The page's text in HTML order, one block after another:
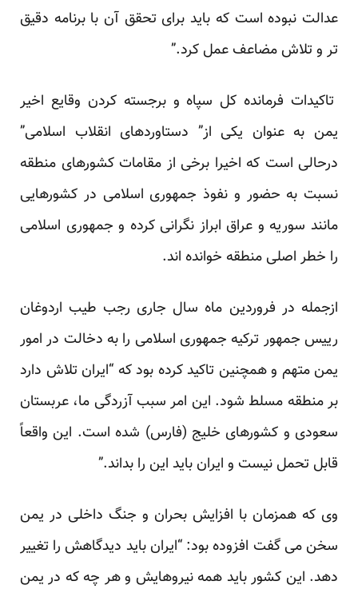
عدالت نبوده است که باید برای تحقق آن با برنامه دقیق
تر و تلاش مضاعف عمل کرد.”
تاکیدات فرمانده کل سپاه و برجسته کردن وقایع اخیر
یمن به عنوان یکی از” دستاوردهای انقلاب اسلامی”
درحالی است که اخیرا برخی از مقامات کشورهای منطقه
نسبت به حضور و نفوذ جمهوری اسلامی در کشورهایی
مانند سوریه و عراق ابراز نگرانی کرده و جمهوری اسلامی
را خطر اصلی منطقه خوانده اند.
ازجمله در فروردین ماه سال جاری رجب طیب اردوغان
رییس جمهور ترکیه جمهوری اسلامی را به دخالت در امور
یمن متهم و همچنین تاکید کرده بود که “ایران تلاش دارد
بر منطقه مسلط شود. این امر سبب آزردگی ما، عربستان
سعودی و کشورهای خلیج (فارس) شده است. این واقعاً
قابل تحمل نیست و ایران باید این را بداند.”
وی که همزمان با افزایش بحران و جنگ داخلی در یمن
سخن می گفت افزوده بود: “ایران باید دیدگاهش را تغییر
دهد. این کشور باید همه نیروهایش و هر چه که در یمن